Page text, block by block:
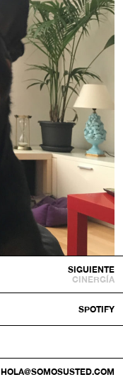
SIGUIENTE
CINERGÍA
SPOTIFY
HOLA@SOMOSUSTED.COM